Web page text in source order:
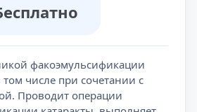
факоэмульсификации
том числе при сочетании с
Проводит операции